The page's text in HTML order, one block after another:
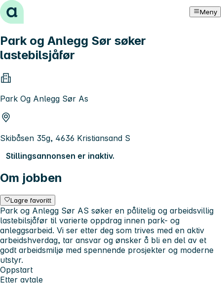
Hopp til innhold Meny
Park og Anlegg Sør søker
lastebilsjåfør
Park Og Anlegg Sør As
Skibåsen 35g, 4636 Kristiansand S
Stillingsannonsen er inaktiv.
Om jobben
Lagre favoritt
Park og Anlegg Sør AS søker en pålitelig og arbeidsvillig
lastebilsjåfør til varierte oppdrag innen park- og
anleggsarbeid. Vi ser etter deg som trives med en aktiv
arbeidshverdag, tar ansvar og ønsker å bli en del av et
godt arbeidsmiljø med spennende prosjekter og moderne
utstyr.
Oppstart
Etter avtale